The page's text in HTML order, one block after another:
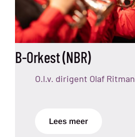
B-Orkest (NBR)
O.l.v. dirigent Olaf Ritman
Lees meer